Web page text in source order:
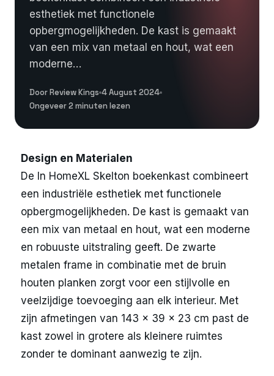
esthetiek met functionele
opbergmogelijkheden. De kast is gemaakt
van een mix van metaal en hout, wat een
moderne…
Door Review Kings 4 August 2024
Ongeveer 2 minuten lezen
Design en Materialen
De In HomeXL Skelton boekenkast combineert
een industriële esthetiek met functionele
opbergmogelijkheden. De kast is gemaakt van
een mix van metaal en hout, wat een moderne
en robuuste uitstraling geeft. De zwarte
metalen frame in combinatie met de bruin
houten planken zorgt voor een stijlvolle en
veelzijdige toevoeging aan elk interieur. Met
zijn afmetingen van 143 x 39 x 23 cm past de
kast zowel in grotere als kleinere ruimtes
zonder te dominant aanwezig te zijn.